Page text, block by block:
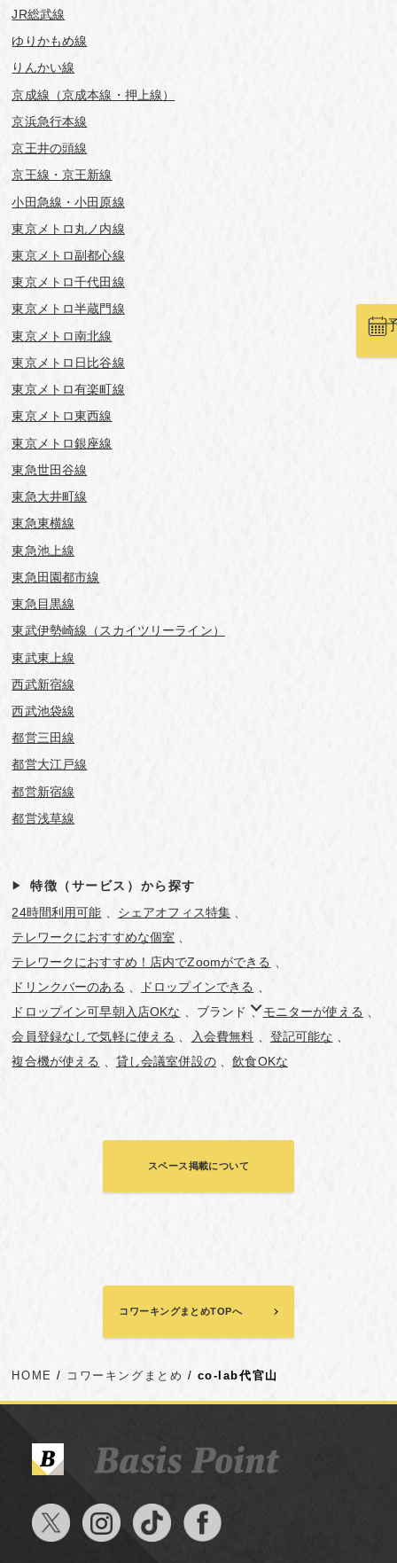
JR総武線
ゆりかもめ線
りんかい線
京成線（京成本線・押上線）
京浜急行本線
京王井の頭線
京王線・京王新線
小田急線・小田原線
東京メトロ丸ノ内線
東京メトロ副都心線
東京メトロ千代田線
東京メトロ半蔵門線
東京メトロ南北線
東京メトロ日比谷線
東京メトロ有楽町線
東京メトロ東西線
東京メトロ銀座線
東急世田谷線
東急大井町線
東急東横線
東急池上線
東急田園都市線
東急目黒線
東武伊勢崎線（スカイツリーライン）
東武東上線
西武新宿線
西武池袋線
都営三田線
都営大江戸線
都営新宿線
都営浅草線
特徴（サービス）から探す
24時間利用可能
シェアオフィス特集
テレワークにおすすめな個室
テレワークにおすすめ！店内でZoomができる
ドリンクバーのある
ドロップインできる
ドロップイン可早朝入店OKな
ブランド
モニターが使える
会員登録なしで気軽に使える
入会費無料
登記可能な
複合機が使える
貸し会議室併設の 飲食OKな
スペース掲載について
コワーキングまとめTOPへ
HOME コワーキングまとめ co-lab代官山